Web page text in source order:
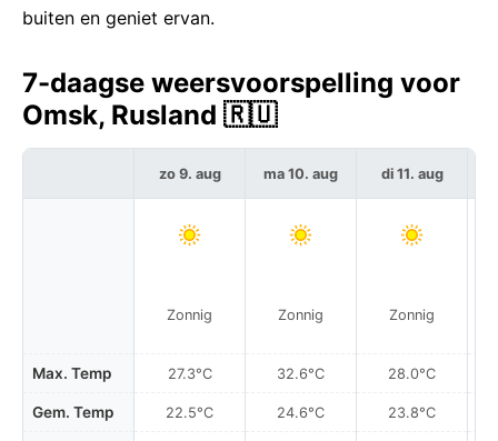
buiten en geniet ervan.
7-daagse weersvoorspelling voor
Omsk, Rusland 🇷🇺
Max. Temp
Gem. Temp
zo 9. aug
Zonnig
27.3°C
22.5°C
ma 10. aug
Zonnig
32.6°C
24.6°C
di 11. aug
Zonnig
28.0°C
23.8°C